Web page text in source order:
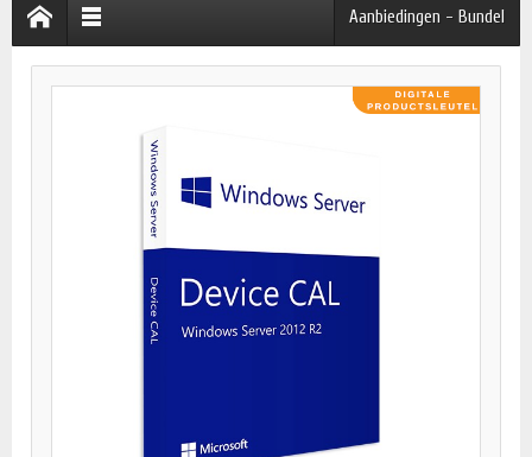
Aanbiedingen - Bundel